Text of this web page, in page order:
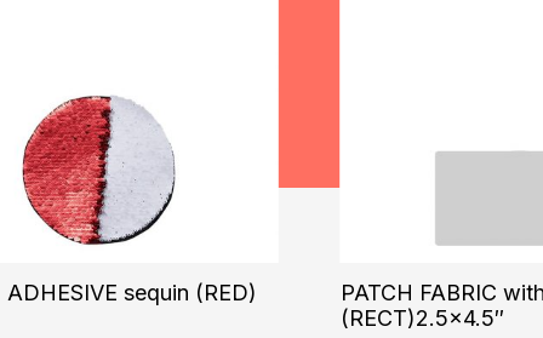
sequin (RED)
PATCH FABRIC
(RECT)2.5×4.5″